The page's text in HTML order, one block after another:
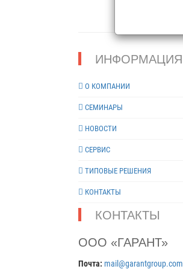
ИНФОРМАЦИЯ
О КОМПАНИИ
СЕМИНАРЫ
НОВОСТИ
СЕРВИС
ТИПОВЫЕ РЕШЕНИЯ
КОНТАКТЫ
КОНТАКТЫ
ООО «ГАРАНТ»
Почта: mail@garantgroup.com